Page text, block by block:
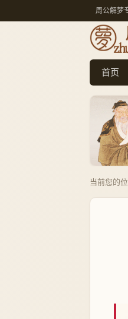
周公解梦
首页
当前您的